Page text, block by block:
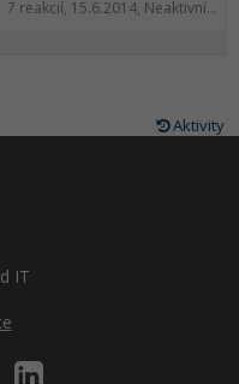
7 reakcií, 15.6.2014, Neaktivní...
Aktivity
IT